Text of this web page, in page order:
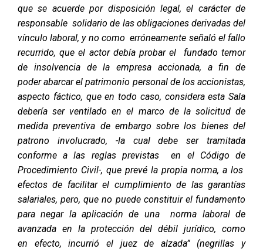
que se acuerde por disposición legal, el carácter de
responsable solidario de las obligaciones derivadas del
vínculo laboral, y no como erróneamente señaló el fallo
recurrido, que el actor debía probar el fundado temor
de insolvencia de la empresa accionada, a fin de
poder abarcar el patrimonio personal de los accionistas,
aspecto fáctico, que en todo caso, considera esta Sala
debería ser ventilado en el marco de la solicitud de
medida preventiva de embargo sobre los bienes del
patrono involucrado, -la cual debe ser tramitada
conforme a las reglas previstas en el Código de
Procedimiento Civil-, que prevé la propia norma, a los
efectos de facilitar el cumplimiento de las garantías
salariales, pero, que no puede constituir el fundamento
para negar la aplicación de una norma laboral de
avanzada en la protección del débil jurídico, como
en efecto, incurrió el juez de alzada” (negrillas y